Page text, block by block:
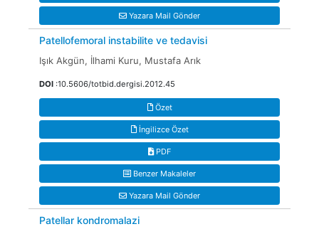
Yazara Mail Gönder
Patellofemoral instabilite ve tedavisi
Işık Akgün, İlhami Kuru, Mustafa Arık
DOI :10.5606/totbid.dergisi.2012.45
Özet
İngilizce Özet
PDF
Benzer Makaleler
Yazara Mail Gönder
Patellar kondromalazi